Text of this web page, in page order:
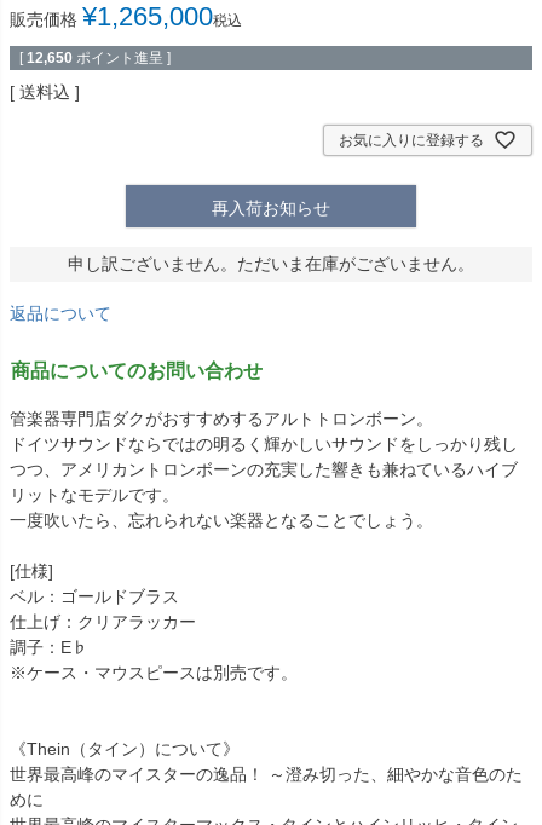
販売価格 ¥1,265,000税込
[ 12,650 ポイント進呈 ]
送料込
お気に入りに登録する
再入荷お知らせ
申し訳ございません。ただいま在庫がございません。
返品について
商品についてのお問い合わせ
管楽器専門店ダクがおすすめするアルトトロンボーン。
ドイツサウンドならではの明るく輝かしいサウンドをしっかり残し
つつ、アメリカントロンボーンの充実した響きも兼ねているハイブ
リットなモデルです。
一度吹いたら、忘れられない楽器となることでしょう。
[仕様]
ベル：ゴールドブラス
仕上げ：クリアラッカー
調子：E♭
※ケース・マウスピースは別売です。
《Thein（タイン）について》
世界最高峰のマイスターの逸品！ ～澄み切った、細やかな音色のた
めに